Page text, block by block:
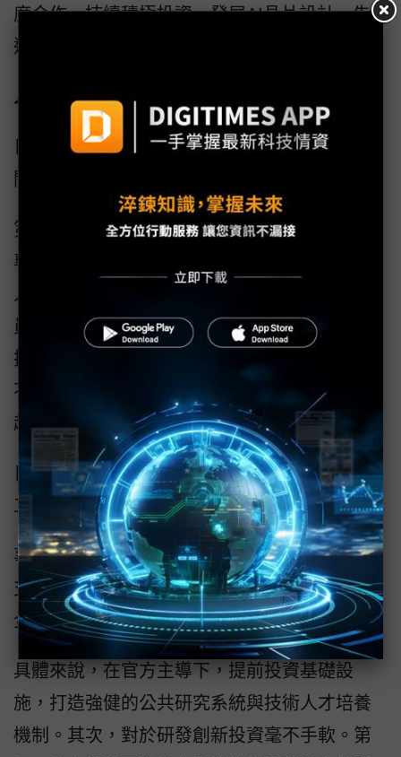
度合作，持續積極投資，發展AI晶片設計、先
進封裝與矽光子技術。
人才爭奪成關鍵 日月光新加坡廠祭三大策略
日月光集團強調，人才是全球半導體業發展的
關鍵，於新加坡透過三大策略進行徵才。
第一，與大學與理工學院合作，建構工程師與
專業人員人才池，透過實習與畢業生計畫培育
人才；第二，推動技能提升與職涯發展，提供
員工封測技術、自動化、AI等相關訓練，強化
技術能力；第三，強調多元文化與包容，聘用
不同文化背景員工，促進知識共享與營運卓
越。
日月光集團表示，目前ASESG約有900位員
工，是日月光營運體系中的重要戰力。
事實上，日月光集團指出，來自新加坡政府的
支持措施，包括科技業、晶片業，奧援可說是
全方位進行。
具體來說，在官方主導下，提前投資基礎設
施，打造強健的公共研究系統與技術人才培養
機制。其次，對於研發創新投資毫不手軟。第